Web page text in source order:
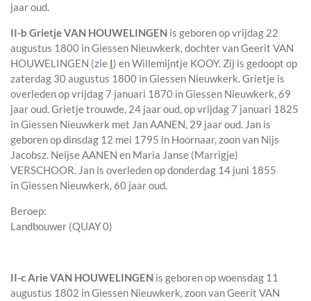
jaar oud.
II-b Grietje VAN HOUWELINGEN is geboren op vrijdag 22
augustus 1800 inGiessen Nieuwkerk, dochter vanGeerit VAN
HOUWELINGEN (zie I) enWillemijntje KOOY. Zij is gedoopt op
zaterdag 30 augustus 1800 inGiessen Nieuwkerk. Grietje is
overleden op vrijdag 7 januari 1870 inGiessen Nieuwkerk, 69
jaar oud. Grietje trouwde, 24 jaar oud, op vrijdag 7 januari 1825
inGiessen Nieuwkerk met Jan AANEN, 29 jaar oud. Jan is
geboren op dinsdag 12 mei 1795 in Hoornaar, zoon van Nijs
Jacobsz. Neijse AANEN en Maria Janse (Marrigje)
VERSCHOOR. Jan is overleden op donderdag 14 juni 1855
inGiessen Nieuwkerk, 60 jaar oud.
Beroep:
Landbouwer (QUAY 0)
II-cArie VAN HOUWELINGEN is geboren op woensdag 11
augustus 1802 inGiessen Nieuwkerk, zoon vanGeerit VAN